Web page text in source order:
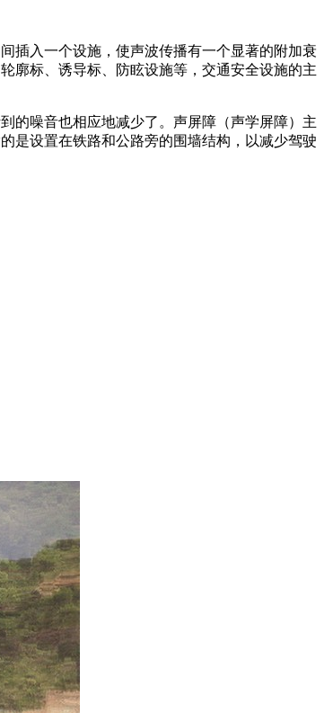
插入一个设施，使声波传播有一个显著的附加衰
廓标、诱导标、防眩设施等，交通安全设施的主
的噪音也相应地减少了。声屏障（声学屏障）主
是设置在铁路和公路旁的围墙结构，以减少驾驶